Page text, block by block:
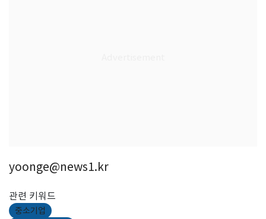
yoonge@news1.kr
관련 키워드
중소기업